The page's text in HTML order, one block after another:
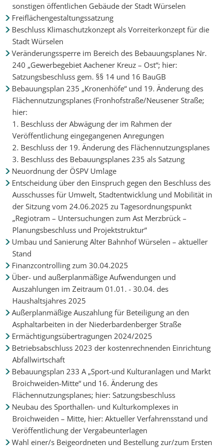
sonstigen öffentlichen Gebäude der Stadt Würselen
Freiflächengestaltungssatzung
Beschluss Klimaschutzkonzept als Vorreiterkonzept für die
Stadt Würselen
Veränderungssperre im Bereich des Bebauungsplanes Nr.
240 „Gewerbegebiet Aachener Kreuz – Ost“; hier:
Satzungsbeschluss gem. §§ 14 und 16 BauGB
Bebauungsplan 235 „Kronenhöfe“ und 19. Änderung des
Flächennutzungsplanes (Fronhofstraße/Neusener Straße;
hier:
1. Beschluss der Abwägung der im Rahmen der
Veröffentlichung eingegangenen Anregungen
2. Beschluss der 19. Änderung des Flächennutzungsplanes
3. Beschluss des Bebauungsplanes 235 als Satzung
Neuordnung der ÖSPV Umlage
Entscheidung über den Einspruch gegen den Beschluss des
Ausschusses für Umwelt, Stadtentwicklung und Mobilität in
der Sitzung vom 24.06.2025 zu Tagesordnungspunkt
„Regiotram – Untersuchungen zum Ast Merzbrück –
Planungsbeschluss und Projektstruktur“
Umbau und Sanierung Alter Bahnhof Würselen – aktueller
Stand
Finanzcontrolling zum 30.04.2025
Über- und außerplanmäßige Aufwendungen und
Auszahlungen im Zeitraum 01.01. - 30.04. des
Haushaltsjahres 2025
Außerplanmäßige Auszahlung für Beteiligung an den
Asphaltarbeiten in der Niederbardenberger Straße
Ermächtigungsübertragungen 2024/2025
Betriebsabschluss 2023 der kostenrechnenden Einrichtung
Abfallwirtschaft
Bebauungsplan 233 A „Sport-und Kulturanlagen und Markt
Broichweiden-Mitte“ und 16. Änderung des
Flächennutzungsplanes; hier: Satzungsbeschluss
Neubau des Sporthallen- und Kulturkomplexes in
Broichweiden – Mitte, hier: Aktueller Verfahrensstand und
Veröffentlichung der Vergabeunterlagen
Wahl einer/s Beigeordneten und Bestellung zur/zum Ersten